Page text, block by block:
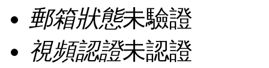
郵箱狀態未驗證
視頻認證未認證